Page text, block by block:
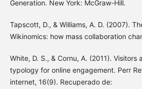
Generation. New York: McGraw-Hill.
Tapscott, D., & Williams, A. D. (2007).
Wikinomics: how mass collaboration
White, D. S., & Cornu, A. (2011). Visitors
typology for online engagement. Perr
internet, 16(9). Recuperado de: